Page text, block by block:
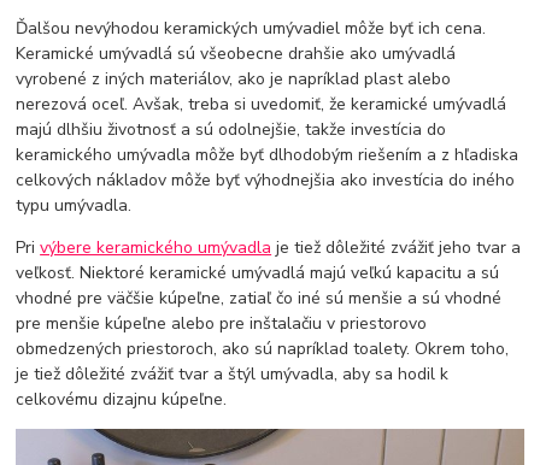
Ďalšou nevýhodou keramických umývadiel môže byť ich cena.
Keramické umývadlá sú všeobecne drahšie ako umývadlá
vyrobené z iných materiálov, ako je napríklad plast alebo
nerezová oceľ. Avšak, treba si uvedomiť, že keramické umývadlá
majú dlhšiu životnosť a sú odolnejšie, takže investícia do
keramického umývadla môže byť dlhodobým riešením a z hľadiska
celkových nákladov môže byť výhodnejšia ako investícia do iného
typu umývadla.
Privýbere keramického umývadla je tiež dôležité zvážiť jeho tvar a
veľkosť. Niektoré keramické umývadlá majú veľkú kapacitu a sú
vhodné pre väčšie kúpeľne, zatiaľ čo iné sú menšie a sú vhodné
pre menšie kúpeľne alebo pre inštalačiu v priestorovo
obmedzených priestoroch, ako sú napríklad toalety. Okrem toho,
je tiež dôležité zvážiť tvar a štýl umývadla, aby sa hodil k
celkovému dizajnu kúpeľne.